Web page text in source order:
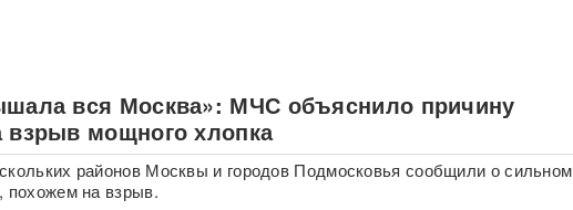
вся Москва»: МЧС объяснило причину
взрыв мощного хлопка
районов Москвы и городов Подмосковья сообщили о сильном
похожем на взрыв.